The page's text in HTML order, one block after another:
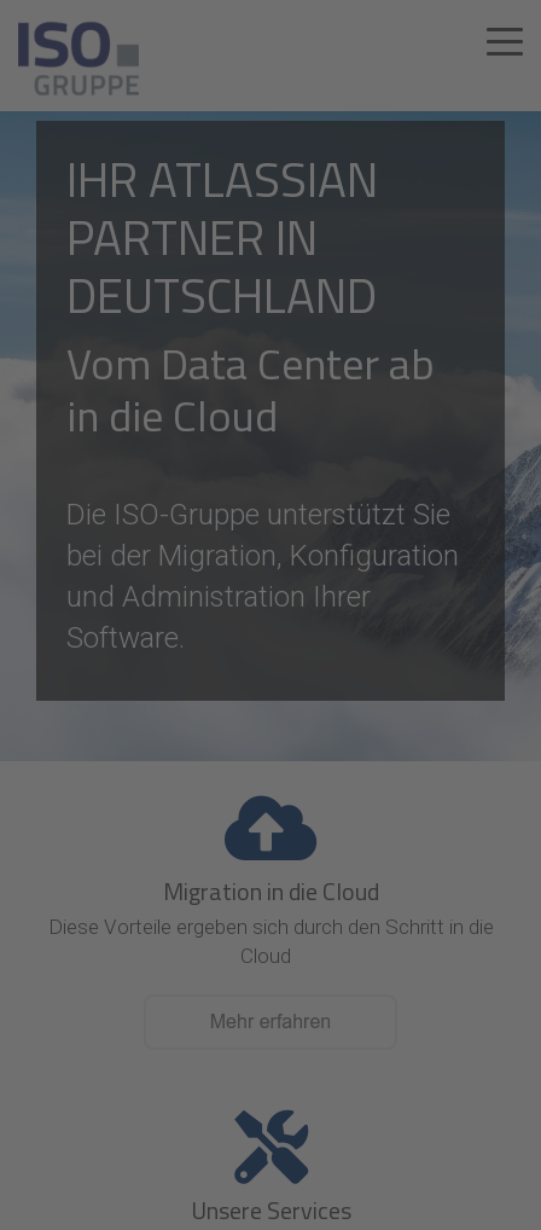
IHR ATLASSIAN
PARTNER IN
DEUTSCHLAND
Vom Data Center ab
in die Cloud
Die ISO-Gruppe unterstützt Sie
bei der Migration, Konfiguration
und Administration Ihrer
Software.
Migration in die Cloud
Diese Vorteile ergeben sich durch den Schritt in die
Cloud
Unsere Services